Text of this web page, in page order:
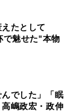
たとして
魅せた"本物
んでした」「眠
嶋政宏・政伸